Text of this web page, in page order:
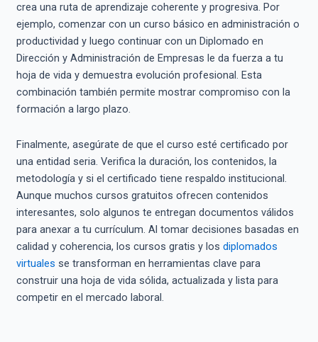
crea una ruta de aprendizaje coherente y progresiva. Por
ejemplo, comenzar con un curso básico en administración o
productividad y luego continuar con un Diplomado en
Dirección y Administración de Empresas le da fuerza a tu
hoja de vida y demuestra evolución profesional. Esta
combinación también permite mostrar compromiso con la
formación a largo plazo.
Finalmente, asegúrate de que el curso esté certificado por
una entidad seria. Verifica la duración, los contenidos, la
metodología y si el certificado tiene respaldo institucional.
Aunque muchos cursos gratuitos ofrecen contenidos
interesantes, solo algunos te entregan documentos válidos
para anexar a tu currículum. Al tomar decisiones basadas en
calidad y coherencia, los cursos gratis y los diplomados
virtuales se transforman en herramientas clave para
construir una hoja de vida sólida, actualizada y lista para
competir en el mercado laboral.